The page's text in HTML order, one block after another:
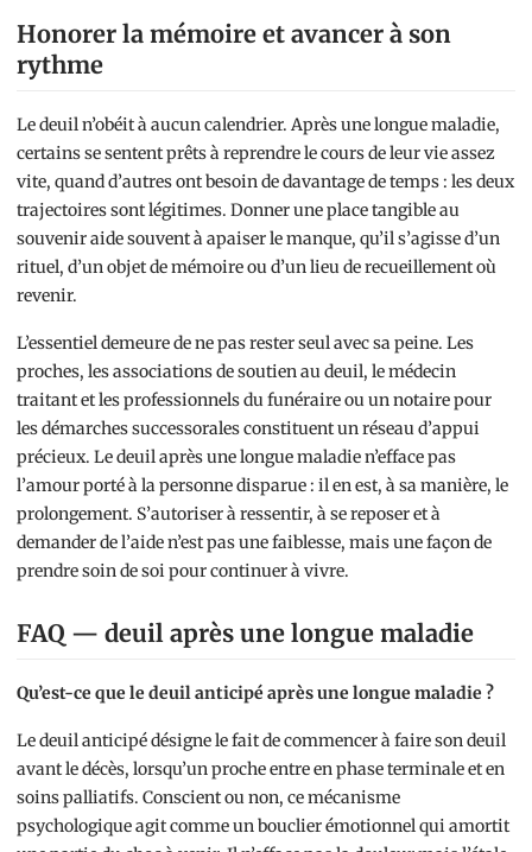
Honorer la mémoire et avancer à son
rythme
Le deuil n’obéit à aucun calendrier. Après une longue maladie,
certains se sentent prêts à reprendre le cours de leur vie assez
vite, quand d’autres ont besoin de davantage de temps : les deux
trajectoires sont légitimes. Donner une place tangible au
souvenir aide souvent à apaiser le manque, qu’il s’agisse d’un
rituel, d’un objet de mémoire ou d’un lieu de recueillement où
revenir.
L’essentiel demeure de ne pas rester seul avec sa peine. Les
proches, les associations de soutien au deuil, le médecin
traitant et les professionnels du funéraire ou un notaire pour
les démarches successorales constituent un réseau d’appui
précieux. Le deuil après une longue maladie n’efface pas
l’amour porté à la personne disparue : il en est, à sa manière, le
prolongement. S’autoriser à ressentir, à se reposer et à
demander de l’aide n’est pas une faiblesse, mais une façon de
prendre soin de soi pour continuer à vivre.
FAQ — deuil après une longue maladie
Qu’est-ce que le deuil anticipé après une longue maladie ?
Le deuil anticipé désigne le fait de commencer à faire son deuil
avant le décès, lorsqu’un proche entre en phase terminale et en
soins palliatifs. Conscient ou non, ce mécanisme
psychologique agit comme un bouclier émotionnel qui amortit